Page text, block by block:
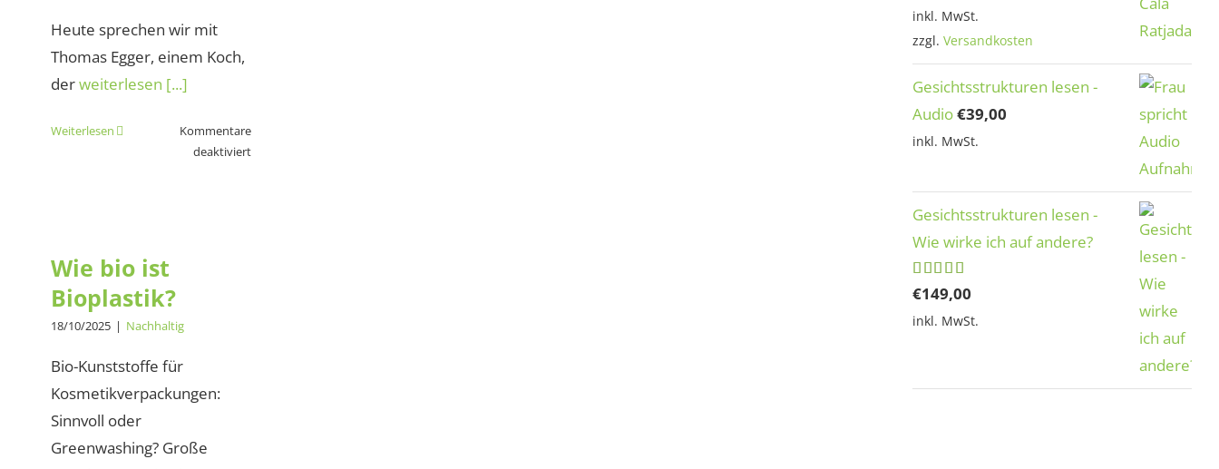
Heute sprechen wir mit
Thomas Egger, einem Koch,
derweiterlesen [...]
Weiterlesen
Kommentare
deaktiviertfür
Bioplastik?
Wie bio ist
Bioplastik?
18/10/2025 | Nachhaltig
Bio-Kunststoffe für
Kosmetikverpackungen:
Sinnvoll oder
Greenwashing? Große
inkl. MwSt.
zzgl. Versandkosten
Gesichtsstrukturen lesen -
Audio€39,00
inkl. MwSt.
Gesichtsstrukturen lesen -
Wie wirke ich auf andere?
Bewertet
5.00
von 5
€149,00
inkl. MwSt.